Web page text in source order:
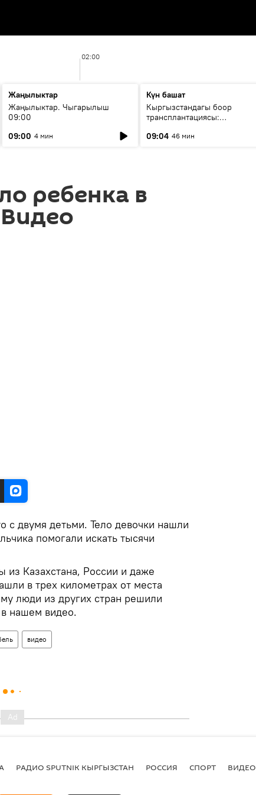
02:00
Жаңылыктар
Жаңылыктар. Чыгарылыш
09:00
09:00 4 мин
Күн башат
Кыргызстандагы боор
трансплантациясы:
келечеги
09:04 46 мин
ребенка в
с двумя детьми. Тело девочки нашли
помогали искать тысячи
Казахстана, России и даже
в трех километрах от места
люди из других стран решили
нашем видео.
видео
РАДИО SPUTNIK КЫРГЫЗСТАН РОССИЯ СПОРТ ВИДЕО